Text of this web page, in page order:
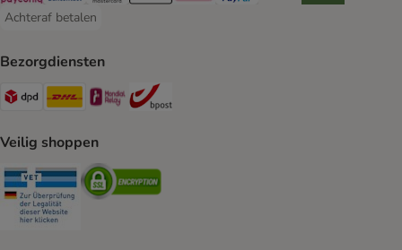
Achteraf betalen
Achteraf betalen Payment Method
Bezorgdiensten
Dpd Shipping Method
DHL Shipping Method
Mondial Relay Shipping Method
Veilig shoppen
Security Security